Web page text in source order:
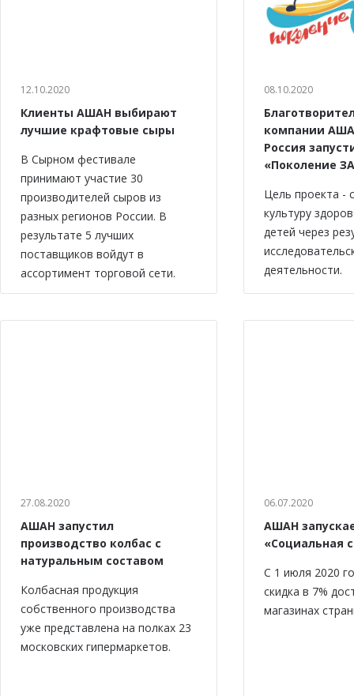
12.10.2020
Клиенты АШАН выбирают
лучшие крафтовые сыры
В Сырном фестивале
принимают участие 30
производителей сыров из
разных регионов России. В
результате 5 лучших
поставщиков войдут в
ассортимент торговой сети.
08.10.2020
компании
Россия
«Поколение
Цель проекта -
культуру
детей через
деятельности.
27.08.2020
АШАН запустил
производство колбас с
натуральным составом
Колбасная продукция
собственного производства
уже представлена на полках 23
московских гипермаркетов.
06.07.2020
АШАН
«Социальная
С 1 июля 2020
скидка в 7%
магазинах